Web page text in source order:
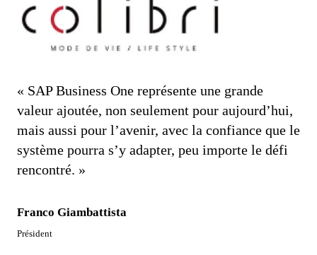
« SAP Business One représente une grande
valeur ajoutée, non seulement pour aujourd’hui,
mais aussi pour l’avenir, avec la confiance que le
système pourra s’y adapter, peu importe le défi
rencontré. »
Franco Giambattista
Président